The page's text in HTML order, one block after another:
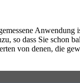
Anwendung
so dass Sie schon
von denen, die